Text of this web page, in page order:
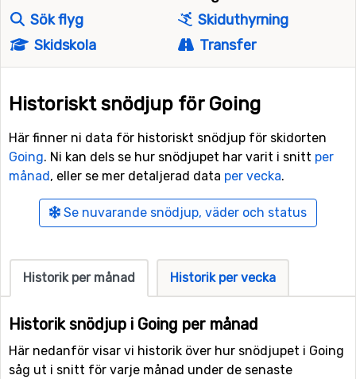
Sök flyg
Skiduthyrning
Skidskola
Transfer
Historiskt snödjup för Going
Här finner ni data för historiskt snödjup för skidorten
Going. Ni kan dels se hur snödjupet har varit i snitt per
månad, eller se mer detaljerad data per vecka.
Se nuvarande snödjup, väder och status
Historik per månad Historik per vecka
Historik snödjup i Going per månad
Här nedanför visar vi historik över hur snödjupet i Going
såg ut i snitt för varje månad under de senaste